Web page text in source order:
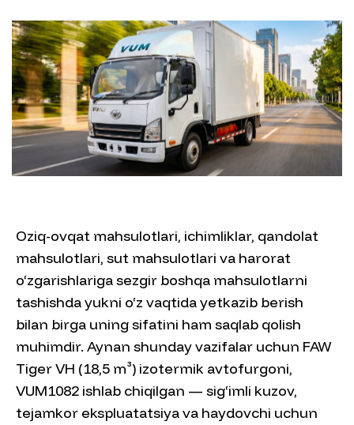
Oziq-ovqat mahsulotlari, ichimliklar, qandolat
mahsulotlari, sut mahsulotlari va harorat
o‘zgarishlariga sezgir boshqa mahsulotlarni
tashishda yukni o‘z vaqtida yetkazib berish
bilan birga uning sifatini ham saqlab qolish
muhimdir. Aynan shunday vazifalar uchun FAW
Tiger VH (18,5 m³) izotermik avtofurgoni,
VUM1082 ishlab chiqilgan — sig‘imli kuzov,
tejamkor ekspluatatsiya va haydovchi uchun